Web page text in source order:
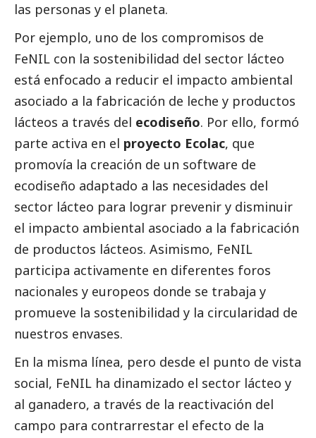
las personas y el planeta.
Por ejemplo, uno de los compromisos de
FeNIL con la sostenibilidad del sector lácteo
está enfocado a reducir el impacto ambiental
asociado a la fabricación de leche y productos
lácteos a través del ecodiseño. Por ello, formó
parte activa en el proyecto Ecolac, que
promovía la creación de un software de
ecodiseño adaptado a las necesidades del
sector lácteo para lograr prevenir y disminuir
el impacto ambiental asociado a la fabricación
de productos lácteos. Asimismo, FeNIL
participa activamente en diferentes foros
nacionales y europeos donde se trabaja y
promueve la sostenibilidad y la circularidad de
nuestros envases.
En la misma línea, pero desde el punto de vista
social, FeNIL ha dinamizado el sector lácteo y
al ganadero, a través de la reactivación del
campo para contrarrestar el efecto de la